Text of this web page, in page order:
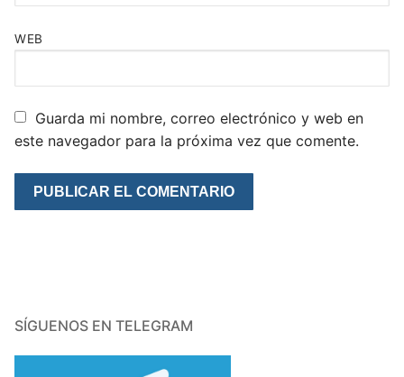
WEB
Guarda mi nombre, correo electrónico y web en
este navegador para la próxima vez que comente.
SÍGUENOS EN TELEGRAM